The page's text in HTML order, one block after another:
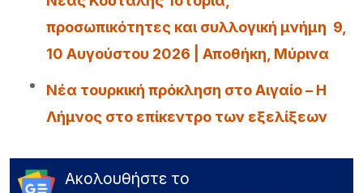
προσωπικότητες και συλλογική μνήμη 9,
10 Αυγούστου 2026 | Αποθήκη, Μύρινα
Νέα τουρκική πρόκληση στο Αιγαίο – Η
Λήμνος στο επίκεντρο των εξελίξεων
Ακολουθήστε το